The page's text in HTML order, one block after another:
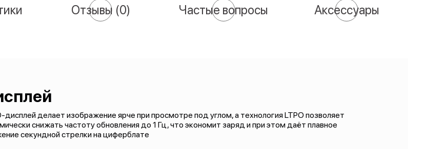
Отзывы (0) Частые вопросы Аксессуары
дисплей делает изображение ярче при просмотре под углом, а технология LTPO позволяет
снижать частоту обновления до 1 Гц, что экономит заряд и при этом даёт плавное
секундной стрелки на циферблате